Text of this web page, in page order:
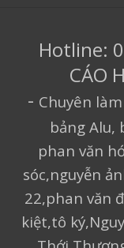
Hotline:
CÁO
- Chuyên
bảng Alu,
phan văn
sóc,nguyễn
22,phan văn
kiệt,tô